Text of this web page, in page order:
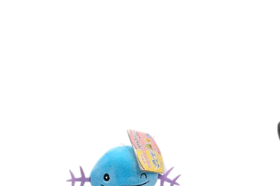
Ver detalles